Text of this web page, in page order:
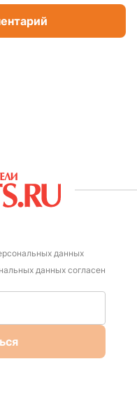
данных
данных согласен